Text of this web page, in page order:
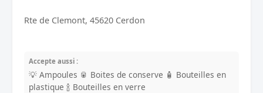
Rte de Clemont, 45620 Cerdon
Accepte aussi :
💡 Ampoules 🥫 Boites de conserve 🧴 Bouteilles en
plastique 🍾 Bouteilles en verre